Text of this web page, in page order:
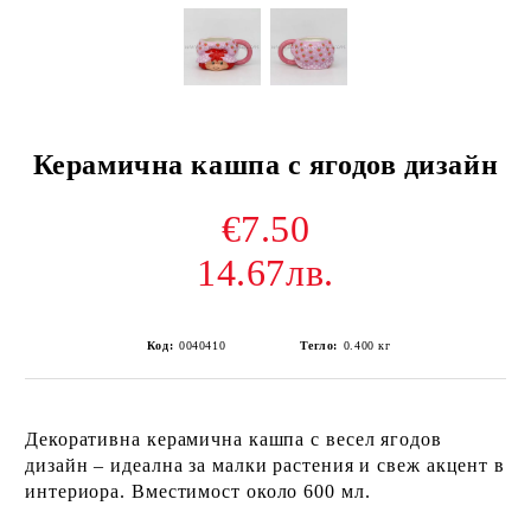
Керамична кашпа с ягодов дизайн
€7.50
14.67лв.
Код: 0040410 Тегло: 0.400 кг
Декоративна керамична кашпа с весел ягодов
дизайн – идеална за малки растения и свеж акцент в
интериора. Вместимост около 600 мл.